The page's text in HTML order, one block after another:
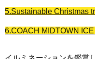
5.Sustainable Christmas
6.COACH MIDTOWN